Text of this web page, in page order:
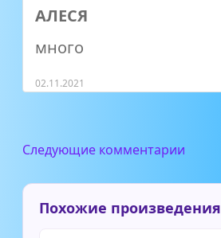
АЛЕСЯ
много
02.11.2021
Следующие комментарии
Похожие произведения